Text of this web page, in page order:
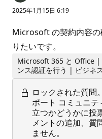
2025年1月15日 6:19
Microsoft の契約内容の
りたいです。
Microsoft 365 と Office |
ンス認証を行う | ビジネ
ロックされた質問。
ポート コミュニ
立つかどうかに投
メントの追加、質
ません。